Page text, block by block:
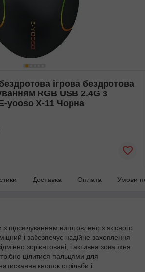
ігрова бездротова
RGB USB 2.4G з
yooso X-11 Чорна
Доставка Оплата Умови
підсвічуванням виготовлено з якісного
і забезпечує надійне захоплення
зорієнтовані, і активна зона їхня
цілитися пальцями для
кнопок стрільби і